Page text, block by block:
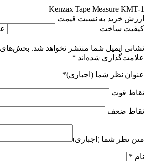
Kenzax Tape Measure KMT-1
ارزش خرید به نسبت قیمت
کیفیت ساخت
نشانی ایمیل شما منتشر نخواهد شد. بخش‌های
علامت‌گذاری شده‌اند *
عنوان نظر شما (اجباری)*
نقاط قوت
نقاط ضعف
متن نظر شما (اجباری)
نام *